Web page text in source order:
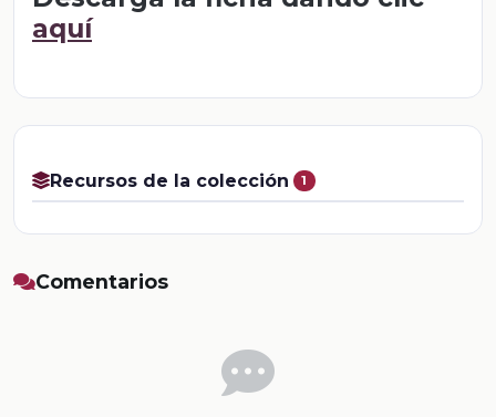
aquí
Recursos de la colección 1
Comentarios